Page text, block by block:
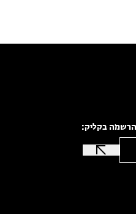
בקליק: